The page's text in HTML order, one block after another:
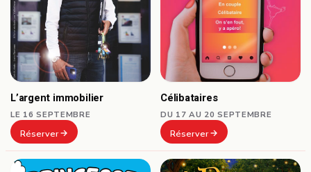
L’argent immobilier
LE 16 SEPTEMBRE
Réserver
Célibataires
DU 17 AU 20 SEPTEMBRE
Réserver